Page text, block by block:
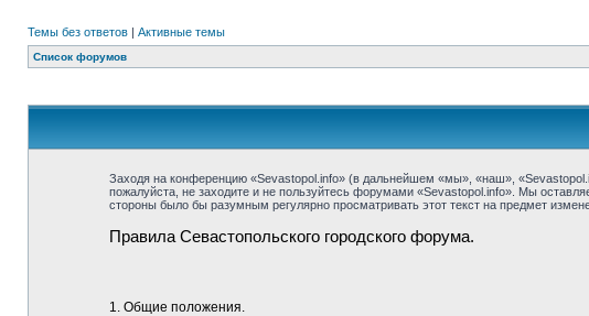
Темы без ответов | Активные темы
Список форумов
Заходя на конференцию «Sevastopol.info» (в дальнейшем «мы», «наш»,
пожалуйста, не заходите и не пользуйтесь форумами «Sevastopol.info». Мы
стороны было бы разумным регулярно просматривать этот текст на предмет
Правила Севастопольского городского форума.
1. Общие положения.